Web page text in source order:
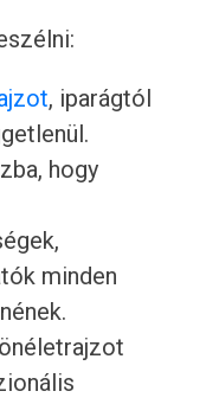
, iparágtól
hogy
minden